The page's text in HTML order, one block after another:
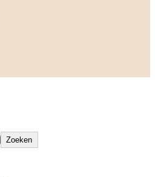
Zoeken